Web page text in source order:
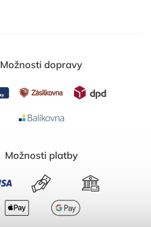
Možnosti dopravy
Možnosti platby